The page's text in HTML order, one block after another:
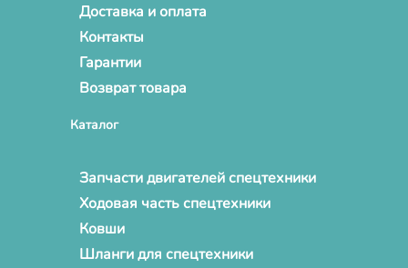
Доставка и оплата
Контакты
Гарантии
Возврат товара
Каталог
Запчасти двигателей спецтехники
Ходовая часть спецтехники
Ковши
Шланги для спецтехники